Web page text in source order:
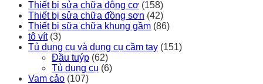
Thiết bị sửa chữa động cơ (158)
Thiết bị sửa chữa đồng sơn (42)
Thiết bị sữa chữa khung gầm (86)
tô vít (3)
Tủ dụng cụ và dụng cụ cầm tay (151)
Đầu tuýp (62)
Tủ dụng cụ (6)
Vam cảo (107)